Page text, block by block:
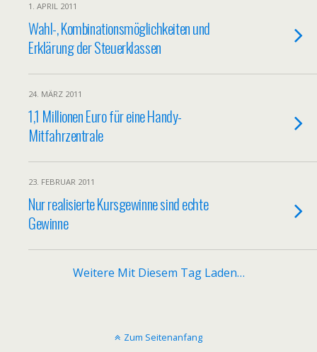
1. APRIL 2011
Wahl-, Kombinationsmöglichkeiten und
Erklärung der Steuerklassen
24. MÄRZ 2011
1,1 Millionen Euro für eine Handy-
Mitfahrzentrale
23. FEBRUAR 2011
Nur realisierte Kursgewinne sind echte
Gewinne
Weitere Mit Diesem Tag Laden…
Zum Seitenanfang